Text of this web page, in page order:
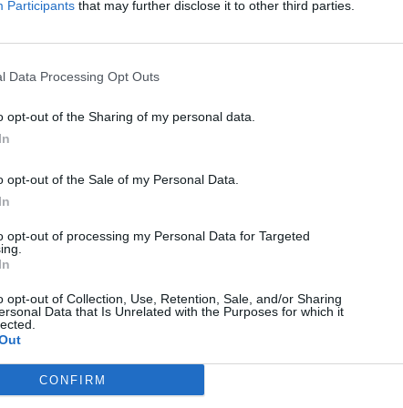
Participants that may further disclose it to other third parties.
Data Processing Opt Outs
opt-out of the Sharing of my personal data.
opt-out of the Sale of my Personal Data.
opt-out of processing my Personal Data for Targeted
opt-out of Collection, Use, Retention, Sale, and/or Sharing
Data that Is Unrelated with the Purposes for which it
CONFIRM
ολοκλήρωσε εχθές το βράδυ τη γήινη
τους τελευταίους μήνες. Ξεκουράστηκε
πως η επιθυμία του εκλιπόντος ήταν